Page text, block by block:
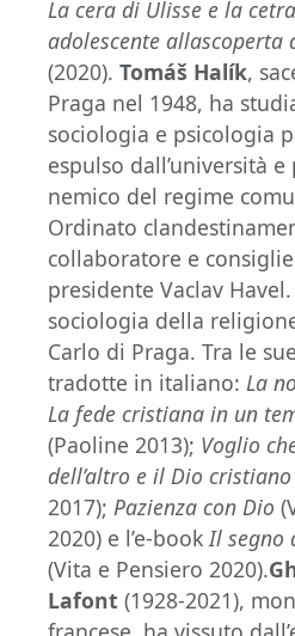
La cera di Ulisse e la
adolescente allascoperta
(2020). Tomáš Halík,
Praga nel 1948, ha
sociologia e psicologia
espulso dall’università
nemico del regime
Ordinato
collaboratore e
presidente Vaclav
sociologia della
Carlo di Praga. Tra le
tradotte in italiano: La
La fede cristiana in un
(Paoline 2013); Voglio
dell’altro e il Dio cristiano
2017); Pazienza con Dio
2020) e l’e-bookIl segno
(Vita e Pensiero 2020).
Lafont (1928-2021),